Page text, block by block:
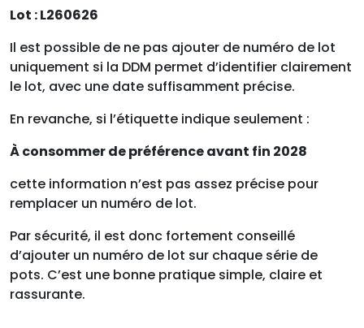
Lot : L260626
Il est possible de ne pas ajouter de numéro de lot
uniquement si la DDM permet d’identifier clairement
le lot, avec une date suffisamment précise.
En revanche, si l’étiquette indique seulement :
À consommer de préférence avant fin 2028
cette information n’est pas assez précise pour
remplacer un numéro de lot.
Par sécurité, il est donc fortement conseillé
d’ajouter un numéro de lot sur chaque série de
pots. C’est une bonne pratique simple, claire et
rassurante.